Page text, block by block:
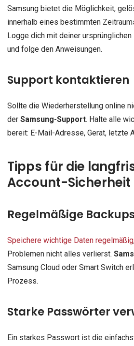
Samsung bietet die Möglichkeit,
innerhalb eines bestimmten
Logge dich mit deiner
und folge den Anweisungen.
Support kontaktieren
Sollte die Wiederherstellung online
der Samsung-Support. Halte alle
bereit: E-Mail-Adresse, Gerät, letzte
Tipps für die
Account-Sicherheit
Regelmäßige
Speichere wichtige Daten regelmäßig
Problemen nicht alles verlierst.
Samsung Cloud oder Smart Switch
Prozess.
Starke Passwörter
Ein starkes Passwort ist die